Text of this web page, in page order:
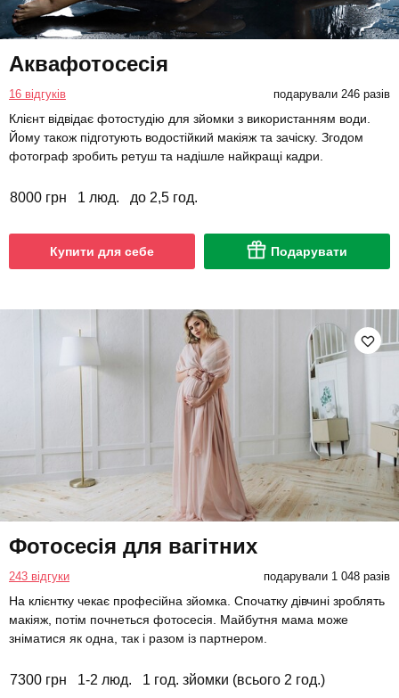
Аквафотосесія
16 відгуків подарували 246 разів
Клієнт відвідає фотостудію для зйомки з використанням води.
Йому також підготують водостійкий макіяж та зачіску. Згодом
фотограф зробить ретуш та надішле найкращі кадри.
8000 грн 1 люд. до 2,5 год.
Купити для себе Подарувати
Фотосесія для вагітних
243 відгуки подарували 1 048 разів
На клієнтку чекає професійна зйомка. Спочатку дівчині зроблять
макіяж, потім почнеться фотосесія. Майбутня мама може
зніматися як одна, так і разом із партнером.
7300 грн 1-2 люд. 1 год. зйомки (всього 2 год.)